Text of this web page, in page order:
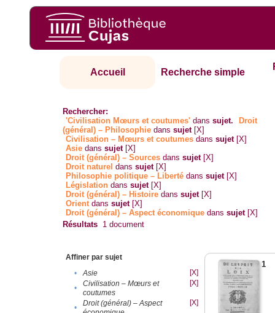
Accueil Recherche simple
Rechercher:
'Civilisation Mœurs et coutumes' danssujet.
Droit
(général) – Philosophie danssujet [X]
Civilisation – Mœurs et coutumes danssujet [X]
Asie danssujet [X]
Droit (général) – Sources danssujet [X]
Droit naturel danssujet [X]
Philosophie politique – Liberté danssujet [X]
Législation danssujet [X]
Droit (général) – Histoire danssujet [X]
Orientdanssujet [X]
Droit (général) – Aspect économique danssujet [X]
Résultats 1 document
Affiner par sujet
•
Asie
[X]
•
Civilisation – Mœurs et
coutumes
[X]
•
Droit (général) – Aspect
[X]
1